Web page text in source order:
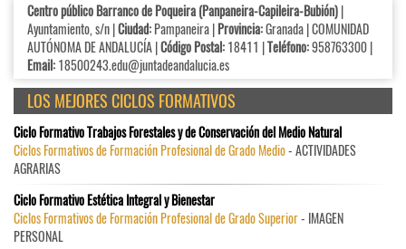
Centro público Barranco de Poqueira (Panpaneira-Capileira-Bubión)|
Ayuntamiento, s/n |Ciudad:Pampaneira |Provincia:Granada | COMUNIDAD
AUTÓNOMA DE ANDALUCÍA |Código Postal:18411 |Teléfono:958763300 |
Email:18500243.edu@juntadeandalucia.es
LOS MEJORES CICLOS FORMATIVOS
Ciclo Formativo Trabajos Forestales y de Conservación del Medio Natural
Ciclos Formativos de Formación Profesional de Grado Medio- ACTIVIDADES
AGRARIAS
Ciclo Formativo Estética Integral y Bienestar
Ciclos Formativos de Formación Profesional de Grado Superior- IMAGEN
PERSONAL